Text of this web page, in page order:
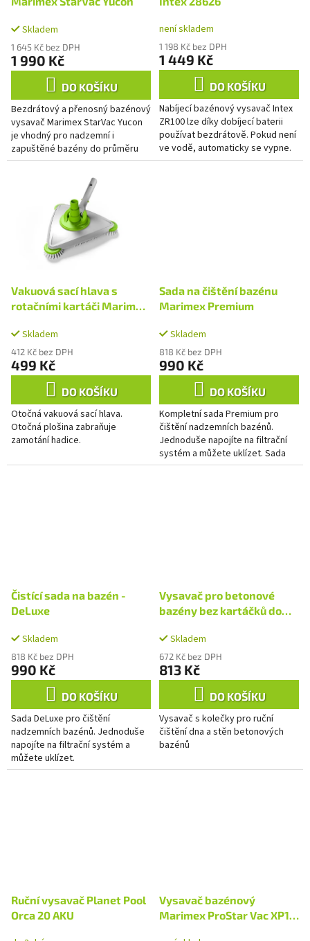
t
ů
Skladem
1 645 Kč bez DPH
1 990 Kč
DO KOŠÍKU
Bezdrátový a přenosný bazénový
vysavač Marimex StarVac Yucon
je vhodný pro nadzemní i
zapuštěné bazény do průměru
4,57 m. Vysavač disponuje
automatickým zapínáním a
není skladem
1 198 Kč bez DPH
1 449 Kč
DO KOŠÍKU
Nabíjecí bazénový vysavač Intex
ZR100 lze díky dobíjecí baterii
používat bezdrátově. Pokud není
ve vodě, automaticky se vypne.
Ve výbavě má dva čistící kartáče
Vakuová sací hlava s
rotačními kartáči Marimex
Skladem
412 Kč bez DPH
499 Kč
DO KOŠÍKU
Otočná vakuová sací hlava.
Otočná plošina zabraňuje
zamotání hadice.
Sada na čištění bazénu
Marimex Premium
Skladem
818 Kč bez DPH
990 Kč
DO KOŠÍKU
Kompletní sada Premium pro
čištění nadzemních bazénů.
Jednoduše napojíte na filtrační
systém a můžete uklízet. Sada
obsahuje vakuovou sací hlavu s
Čistící sada na bazén -
DeLuxe
Skladem
818 Kč bez DPH
990 Kč
DO KOŠÍKU
Sada DeLuxe pro čištění
nadzemních bazénů. Jednoduše
napojíte na filtrační systém a
můžete uklízet.
Vysavač pro betonové
bazény bez kartáčků do
Skladem
672 Kč bez DPH
813 Kč
DO KOŠÍKU
Vysavač s kolečky pro ruční
čištění dna a stěn betonových
bazénů
Ruční vysavač Planet Pool
Orca 20 AKU
Vysavač bazénový
Marimex ProStar Vac XP17